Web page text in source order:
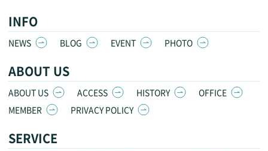
INFO
NEWS BLOG EVENT PHOTO
ABOUT US
ABOUT US ACCESS HISTORY
OFFICE
MEMBER
PRIVACY POLICY
SERVICE